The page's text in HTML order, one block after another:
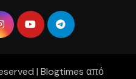
| Blogtimes από